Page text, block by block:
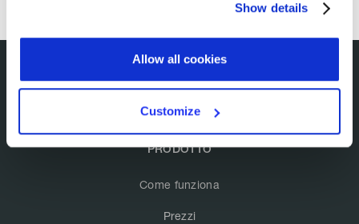
Show details
Allow all cookies
Customize
PRODOTTO
Come funziona
Prezzi